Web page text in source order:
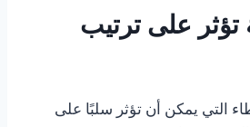
تؤثر على ترتيب
التي يمكن أن تؤثر سلبًا على